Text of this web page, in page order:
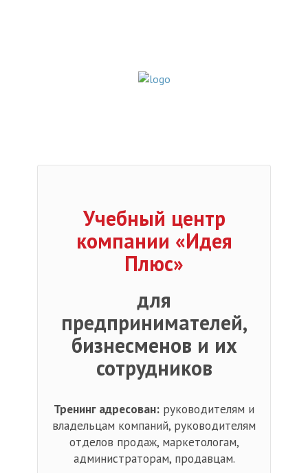
Учебный центр
компании «Идея
Плюс»
для
предпринимателей,
бизнесменов и их
сотрудников
Тренинг адресован: руководителям и
владельцам компаний, руководителям
отделов продаж, маркетологам,
администраторам, продавцам.